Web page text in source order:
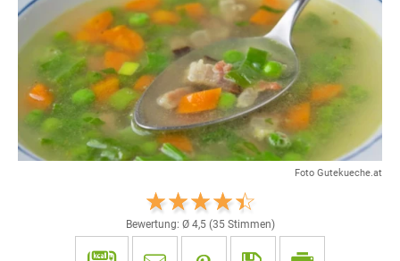
Foto Gutekueche.at
Bewertung: Ø 4,5(35Stimmen)